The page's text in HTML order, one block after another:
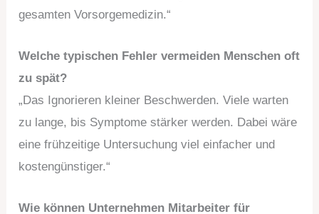
gesamten Vorsorgemedizin.“
Welche typischen Fehler vermeiden Menschen oft
zu spät?
„Das Ignorieren kleiner Beschwerden. Viele warten
zu lange, bis Symptome stärker werden. Dabei wäre
eine frühzeitige Untersuchung viel einfacher und
kostengünstiger.“
Wie können Unternehmen Mitarbeiter für